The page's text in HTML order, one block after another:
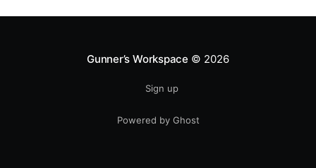
Gunner’s Workspace © 2026
Sign up
Powered by Ghost